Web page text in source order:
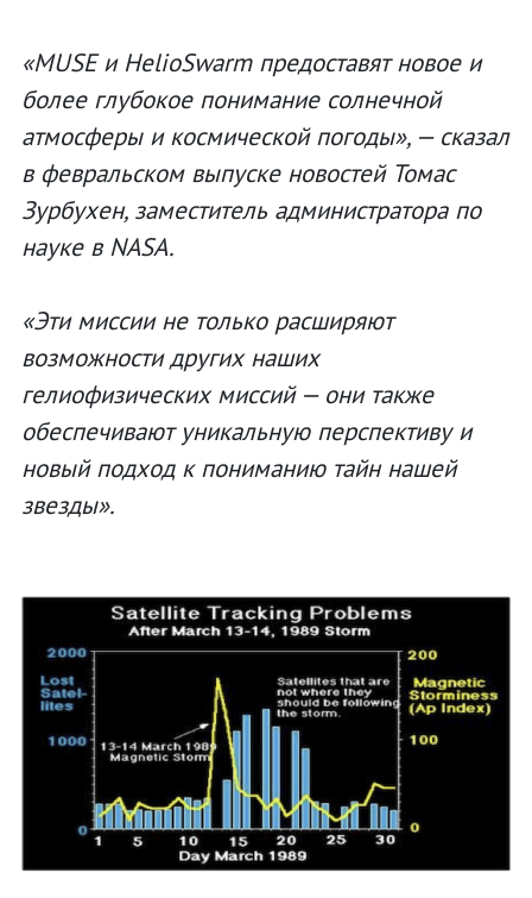
«MUSE и HelioSwarm предоставят новое и
более глубокое понимание солнечной
атмосферы и космической погоды», — сказал
в февральском выпуске новостей Томас
Зурбухен, заместитель администратора по
науке в NASA.
«Эти миссии не только расширяют
возможности других наших
гелиофизических миссий — они также
обеспечивают уникальную перспективу и
новый подход к пониманию тайн нашей
звезды».